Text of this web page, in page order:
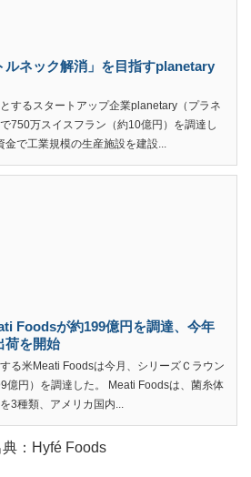
ルネック解消」を目指すplanetary
するスタートアップ企業planetary（プラネ
750万スイスフラン（約10億円）を調達し
で工業規模の生産施設を建設...
Foodsが約199億円を調達、今年
荷を開始
る米Meati Foodsは今月、シリーズＣラウン
億円）を調達した。 Meati Foodsは、菌糸体
3種類、アメリカ国内...
：Hyfé Foods